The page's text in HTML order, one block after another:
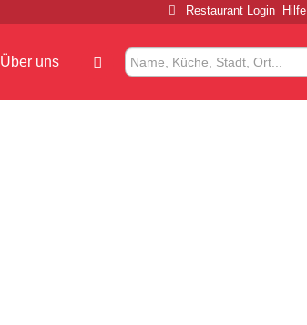
Restaurant Login Hilfe
Über uns